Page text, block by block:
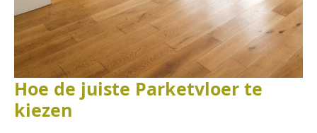
Hoe de juiste Parketvloer te
kiezen